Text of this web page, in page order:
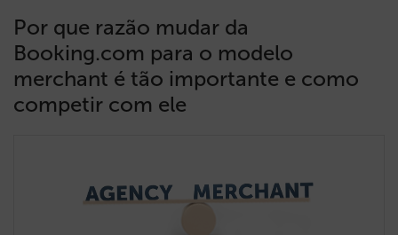
Por que razão mudar da
Booking.com para o modelo
merchant é tão importante e como
competir com ele